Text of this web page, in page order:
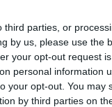
parties, or
by us, please use the
your opt-out request
personal information
your opt-out. You may
by third parties on
kaptam meg a